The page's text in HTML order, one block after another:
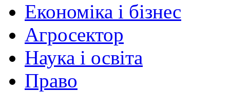
Економіка і бізнес
Агросектор
Наука і освіта
Право